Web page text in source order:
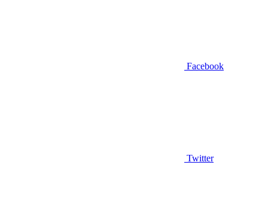
Facebook
Twitter